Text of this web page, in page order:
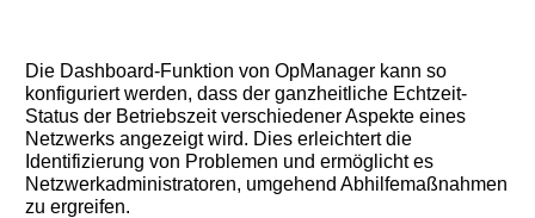
Die Dashboard-Funktion von OpManager kann so
konfiguriert werden, dass der ganzheitliche Echtzeit-
Status der Betriebszeit verschiedener Aspekte eines
Netzwerks angezeigt wird. Dies erleichtert die
Identifizierung von Problemen und ermöglicht es
Netzwerkadministratoren, umgehend Abhilfemaßnahmen
zu ergreifen.